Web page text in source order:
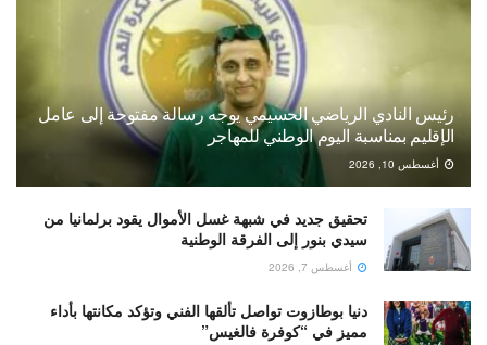
رئيس النادي الرياضي الحسيمي يوجه رسالة مفتوحة إلى عامل
الإقليم بمناسبة اليوم الوطني للمهاجر
أغسطس 10, 2026
تحقيق جديد في شبهة غسل الأموال يقود برلمانيا من
سيدي بنور إلى الفرقة الوطنية
أغسطس 7, 2026
دنيا بوطازوت تواصل تألقها الفني وتؤكد مكانتها بأداء
مميز في “كوفرة فالغيس”